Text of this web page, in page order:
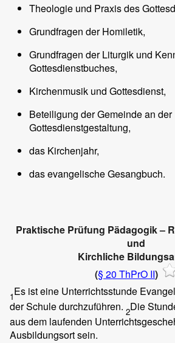
Theologie und Praxis des
Grundfragen der Homiletik,
Grundfragen der Liturgik und
Gottesdienstbuches,
Kirchenmusik und Gottesdienst,
Beteiligung der Gemeinde an der
Gottesdienstgestaltung,
das Kirchenjahr,
das evangelische Gesangbuch.
Praktische Prüfung Pädagogik –
und
Kirchliche
(§ 20 ThPrO II)
1Es ist eine Unterrichtsstunde
der Schule durchzuführen. 2Die
aus dem laufenden
Ausbildungsort sein.